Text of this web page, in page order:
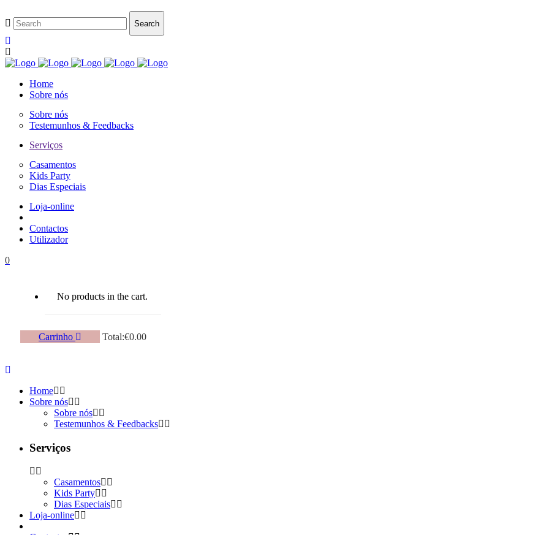
Home
Sobre nós
Sobre nós
Testemunhos & Feedbacks
Serviços
Casamentos
Kids Party
Dias Especiais
Loja-online
Contactos
Utilizador
0
No products in the cart.
Carrinho Total:€0.00
Home
Sobre nós
Sobre nós
Testemunhos & Feedbacks
Serviços
Casamentos
Kids Party
Dias Especiais
Loja-online